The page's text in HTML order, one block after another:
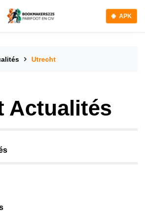
APK
Utrecht
Actualités